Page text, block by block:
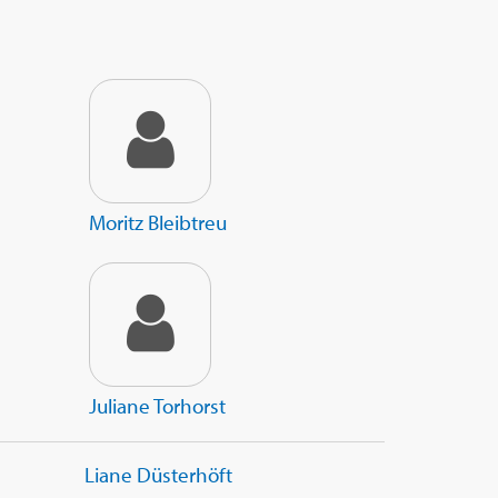
Moritz Bleibtreu
Juliane Torhorst
Liane Düsterhöft